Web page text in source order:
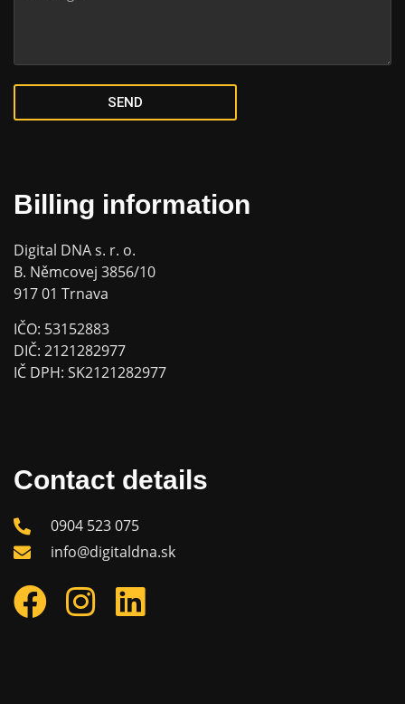
Contact details
0904 523 075
info@digitaldna.sk
Billing information
Digital DNA s. r. o.
B. Němcovej 3856/10
917 01 Trnava
IČO: 53152883
DIČ: 2121282977
IČ DPH: SK2121282977
SEND